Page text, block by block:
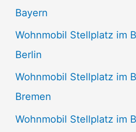
Bayern
Wohnmobil Stellplatz im
Berlin
Wohnmobil Stellplatz im
Bremen
Wohnmobil Stellplatz im